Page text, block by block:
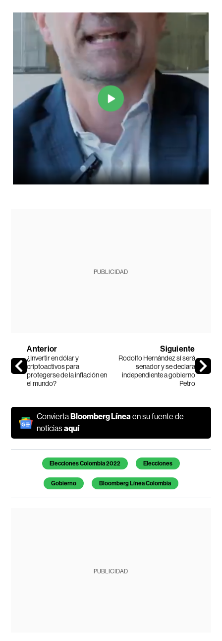
PUBLICIDAD
Anterior
¿Invertir en dólar y
criptoactivos para
protegerse de la inflación en
el mundo?
Siguiente
Rodolfo Hernández sí será
senador y se declara
independiente a gobierno
Petro
Convierta Bloomberg Líneaen su fuente de
noticiasaquí
Temas de este artículo
Elecciones Colombia 2022 Elecciones
Gobierno Bloomberg Línea Colombia
PUBLICIDAD